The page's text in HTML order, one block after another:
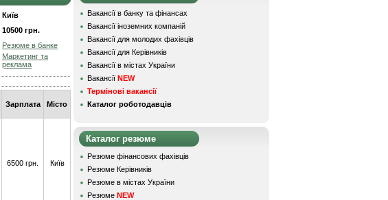
Київ
10500 грн.
Резюме в банке
Маркетинг та
реклама
Зарплата Місто
6500 грн. Київ
Вакансії в банку та фінансах
Вакансії іноземних компаній
Вакансії для молодих фахівців
Вакансії для Керівників
Вакансії в містах України
Вакансії NEW
Термінові вакансії
Каталог роботодавців
Каталог резюме
Резюме фінансових фахівців
Резюме Керівників
Резюме в містах України
Резюме NEW